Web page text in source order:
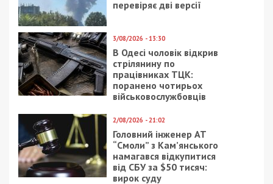
СУСПІЛЬСТВО
3/01/2025 - 8:57
Шість ворожих БпЛА
збили вночі над
Дніпропетровською
областю
16/08/2017 - 10:02
На Игрени снесли
скандальный рынок
(ФОТО)